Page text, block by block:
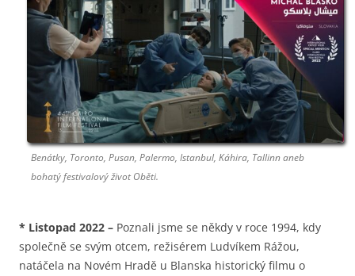
Benátky, Toronto, Pusan, Palermo, Istanbul, Káhira, Tallinn aneb
bohatý festivalový život Oběti.
* Listopad 2022 – Poznali jsme se někdy v roce 1994, kdy
společně se svým otcem, režisérem Ludvíkem Rážou,
natáčela na Novém Hradě u Blanska historický filmu o